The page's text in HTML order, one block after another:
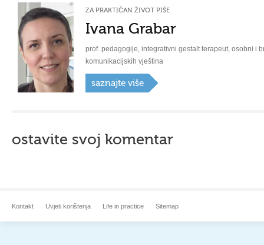
ZA PRAKTIČAN ŽIVOT PIŠE
Ivana Grabar
prof. pedagogije, integrativni gestalt terapeut, osobni i
komunikacijskih vještina
saznajte više
ostavite svoj komentar
Kontakt Uvjeti korištenja Life in practice Sitemap